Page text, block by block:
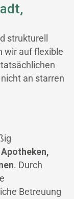
strukturell
wir auf flexible
an starren
. Durch
Betreuung